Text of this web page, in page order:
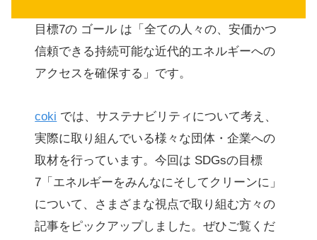
目標7の ゴール は「全ての人々の、安価かつ
信頼できる持続可能な近代的エネルギーへの
アクセスを確保する」です。
coki では、サステナビリティについて考え、
実際に取り組んでいる様々な団体・企業への
取材を行っています。今回は SDGsの目標
7「エネルギーをみんなにそしてクリーンに」
について、さまざまな視点で取り組む方々の
記事をピックアップしました。ぜひご覧くだ